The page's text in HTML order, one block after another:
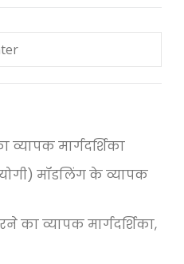
व्यापक मार्गदर्शिका
मॉडलिंग के व्यापक
का व्यापक मार्गदर्शिका,